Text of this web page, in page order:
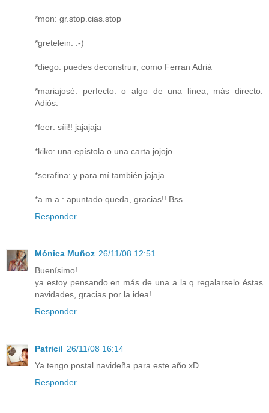
*mon: gr.stop.cias.stop
*gretelein: :-)
*diego: puedes deconstruir, como Ferran Adrià
*mariajosé: perfecto. o algo de una línea, más directo:
Adiós.
*feer: síii!! jajajaja
*kiko: una epístola o una carta jojojo
*serafina: y para mí también jajaja
*a.m.a.: apuntado queda, gracias!! Bss.
Responder
Mónica Muñoz 26/11/08 12:51
Buenísimo!
ya estoy pensando en más de una a la q regalarselo éstas
navidades, gracias por la idea!
Responder
Patricil 26/11/08 16:14
Ya tengo postal navideña para este año xD
Responder